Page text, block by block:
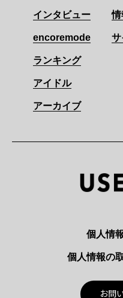
インタビュー
encoremode
ランキング
アイドル
アーカイブ
情
サ
個人情
個人情報の
お問